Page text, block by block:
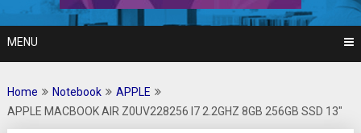
MENU
Home Notebook
APPLE
APPLE MACBOOK AIR Z0UV228256 I7 2.2GHZ 8GB 256GB SSD 13″